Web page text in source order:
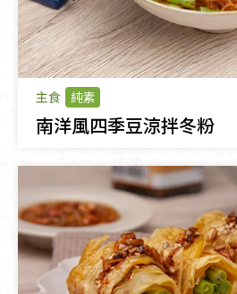
主食 純素
南洋風四季豆涼拌冬粉